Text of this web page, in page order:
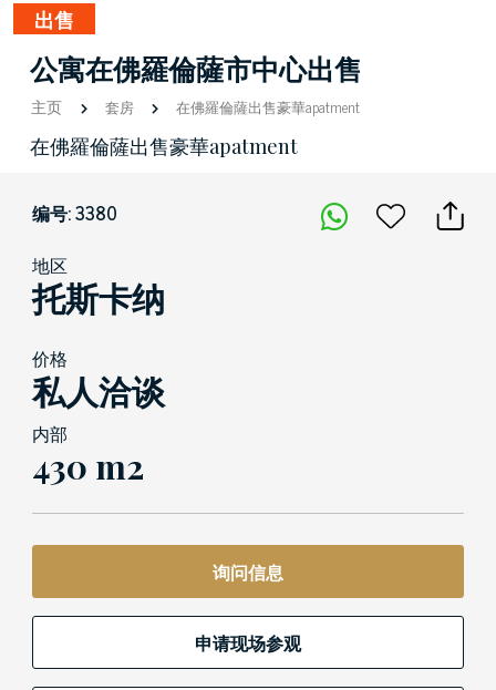
出售
公寓在佛羅倫薩市中心出售
主页 套房 在佛羅倫薩出售豪華apatment
在佛羅倫薩出售豪華apatment
编号: 3380
地区
托斯卡纳
价格
私人洽谈
内部
430 m2
询问信息
申请现场参观